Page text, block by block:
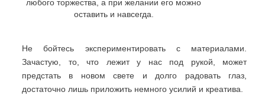
любого торжества, а при желании его можно
оставить и навсегда.
Не бойтесь экспериментировать с материалами.
Зачастую, то, что лежит у нас под рукой, может
предстать в новом свете и долго радовать глаз,
достаточно лишь приложить немного усилий и креатива.